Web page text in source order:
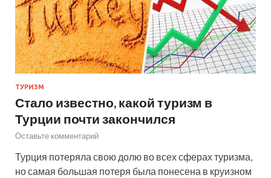
ТУРИЗМ
Стало известно, какой туризм в
Турции почти закончился
Оставьте комментарий
Турция потеряла свою долю во всех сферах туризма,
но самая большая потеря была понесена в круизном